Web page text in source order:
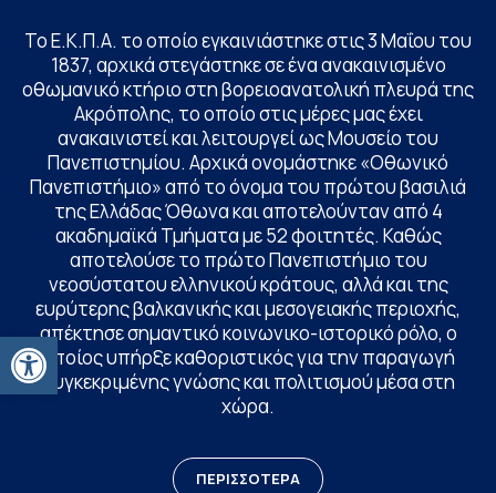
Ανοίξτε τη γραμμή εργαλείων
Το Ε.Κ.Π.Α. το οποίο εγκαινιάστηκε στις 3 Μαΐου του
1837, αρχικά στεγάστηκε σε ένα ανακαινισμένο
οθωμανικό κτήριο στη βορειοανατολική πλευρά της
Ακρόπολης, το οποίο στις μέρες μας έχει
ανακαινιστεί και λειτουργεί ως Μουσείο του
Πανεπιστημίου. Αρχικά ονομάστηκε «Οθωνικό
Πανεπιστήμιο» από το όνομα του πρώτου βασιλιά
της Ελλάδας Όθωνα και αποτελούνταν από 4
ακαδημαϊκά Τμήματα με 52 φοιτητές. Καθώς
αποτελούσε το πρώτο Πανεπιστήμιο του
νεοσύστατου ελληνικού κράτους, αλλά και της
ευρύτερης βαλκανικής και μεσογειακής περιοχής,
απέκτησε σημαντικό κοινωνικο-ιστορικό ρόλο, ο
οποίος υπήρξε καθοριστικός για την παραγωγή
συγκεκριμένης γνώσης και πολιτισμού μέσα στη
χώρα.
ΠΕΡΙΣΣΟΤΕΡΑ